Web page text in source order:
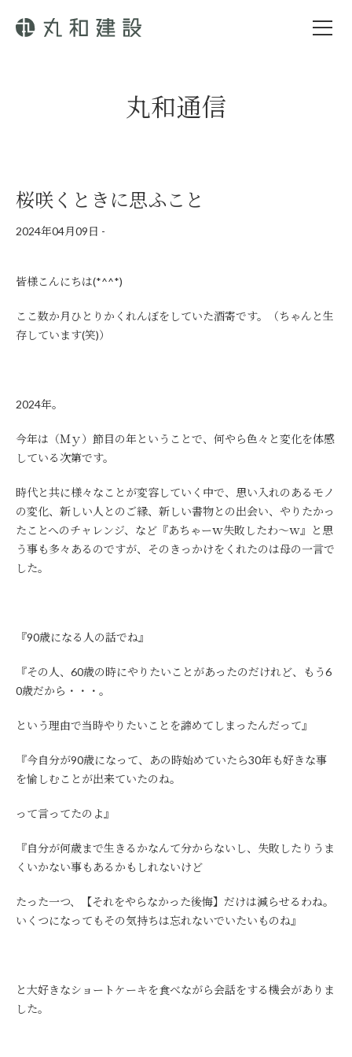
丸和通信
桜咲くときに思ふこと
2024年04月09日 -
皆様こんにちは(*^^*)
ここ数か月ひとりかくれんぼをしていた酒寄です。（ちゃんと生
存しています(笑)）
2024年。
今年は（Ｍｙ）節目の年ということで、何やら色々と変化を体感
している次第です。
時代と共に様々なことが変容していく中で、思い入れのあるモノ
の変化、新しい人とのご縁、新しい書物との出会い、やりたかっ
たことへのチャレンジ、など『あちゃーｗ失敗したわ～ｗ』と思
う事も多々あるのですが、そのきっかけをくれたのは母の一言で
した。
『90歳になる人の話でね』
『その人、60歳の時にやりたいことがあったのだけれど、もう6
0歳だから・・・。
という理由で当時やりたいことを諦めてしまったんだって』
『今自分が90歳になって、あの時始めていたら30年も好きな事
を愉しむことが出来ていたのね。
って言ってたのよ』
『自分が何歳まで生きるかなんて分からないし、失敗したりうま
くいかない事もあるかもしれないけど
たった一つ、【それをやらなかった後悔】だけは減らせるわね。
いくつになってもその気持ちは忘れないでいたいものね』
と大好きなショートケーキを食べながら会話をする機会がありま
した。